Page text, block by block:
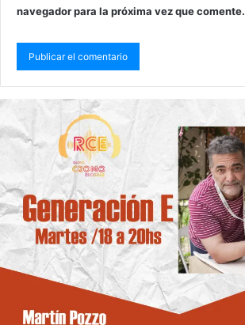
navegador para la próxima vez que comente.